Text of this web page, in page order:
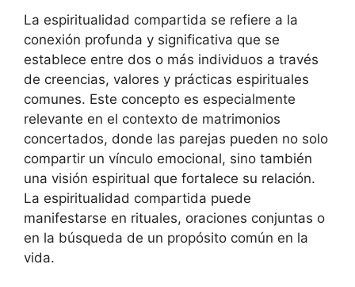
La espiritualidad compartida se refiere a la
conexión profunda y significativa que se
establece entre dos o más individuos a través
de creencias, valores y prácticas espirituales
comunes. Este concepto es especialmente
relevante en el contexto de matrimonios
concertados, donde las parejas pueden no solo
compartir un vínculo emocional, sino también
una visión espiritual que fortalece su relación.
La espiritualidad compartida puede
manifestarse en rituales, oraciones conjuntas o
en la búsqueda de un propósito común en la
vida.